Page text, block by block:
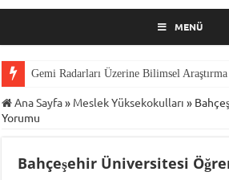
MENÜ
Gemi Radarları Üzerine Bilimsel Araştırma
Ana Sayfa» Meslek Yüksekokulları »
Yorumu
Bahçeşehir Üniversitesi